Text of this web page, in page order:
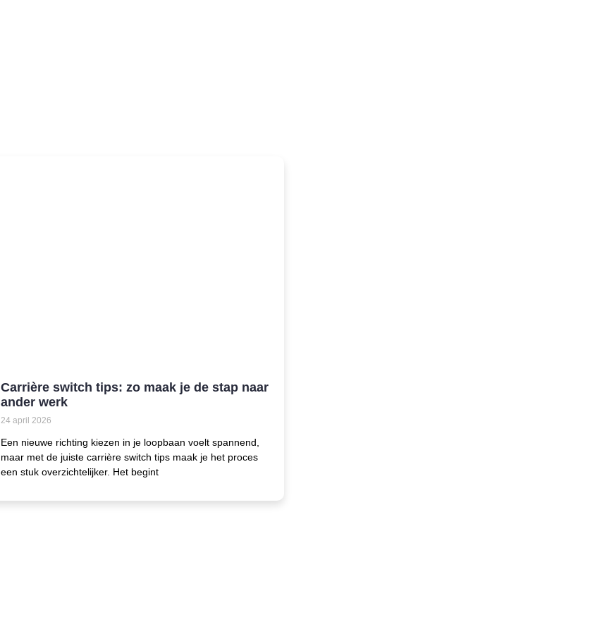
Carrière switch tips: zo maak je de stap naar
ander werk
24 april 2026
Een nieuwe richting kiezen in je loopbaan voelt spannend,
maar met de juiste carrière switch tips maak je het proces
een stuk overzichtelijker. Het begint